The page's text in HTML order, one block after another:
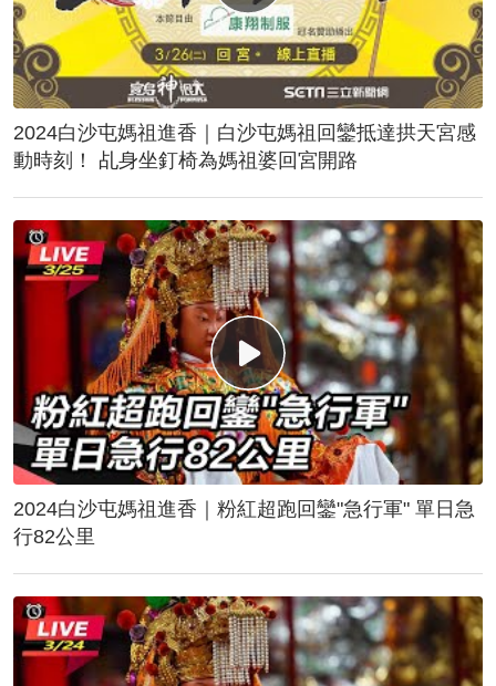
2024白沙屯媽祖進香｜白沙屯媽祖回鑾抵達拱天宮感
動時刻！ 乩身坐釘椅為媽祖婆回宮開路
2024白沙屯媽祖進香｜粉紅超跑回鑾"急行軍" 單日急
行82公里